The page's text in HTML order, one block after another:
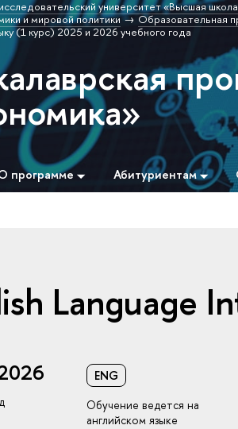
университет «Высшая
и мировой политики
Образовательная
(1 курс) 2025 и 2026 учебного года
программе Абитуриентам
Language
ENG
Обучение ведется на
английском языке